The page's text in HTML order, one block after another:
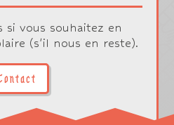
si vous souhaitez en
(s'il nous en reste).